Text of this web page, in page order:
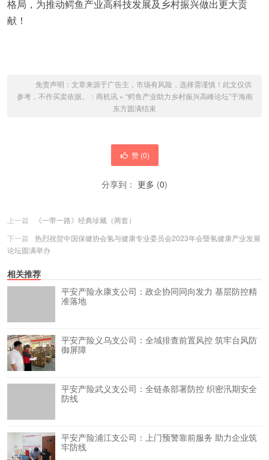
格局，为推动鳄鱼产业高科技发展及乡村振兴做出更大贡
献！
免责声明：文章来源于广告主，市场有风险，选择需谨慎！此文仅供
参考，不作买卖依据。： 商机讯» “鳄鱼产业助力乡村振兴高峰论坛”于海南
东方圆满结束
赞 (0)
分享到： 更多 (0)
上一篇
《一带一路》经典珍藏（两套）
下一篇
热烈祝贺中国保健协会氢与健康专业委员会2023年会暨氢健康产业发展
论坛圆满举办
相关推荐
平安产险永康支公司：政企协同同向发力 基层防控精
准落地
平安产险义乌支公司：全域排查前置风控 筑牢台风防
御屏障
平安产险武义支公司：全链条部署防控 织密汛期安全
防线
平安产险浦江支公司：上门预警靠前服务 助力企业筑
牢防线